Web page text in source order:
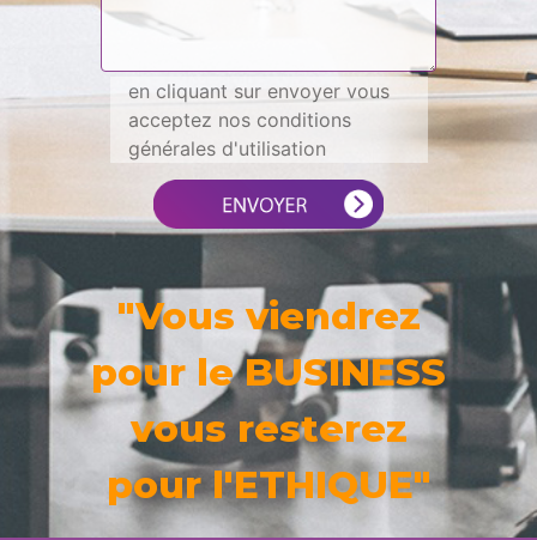
en cliquant sur envoyer vous
acceptez nos conditions
générales d'utilisation
"Vous viendrez
pour le BUSINESS
vous resterez
pour l'ETHIQUE"